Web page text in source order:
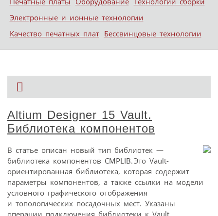
Электронные и ионные технологии
Качество печатных плат Бессвинцовые технологии
Altium Designer 15 Vault.
Библиотека компонентов
В статье описан новый тип библиотек —
библиотека компонентов CMPLIB. Это Vault-
ориентированная библиотека, которая содержит
параметры компонентов, а также ссылки на модели
условного графического отображения
и топологических посадочных мест. Указаны
операции подключения библиотеки к Vault